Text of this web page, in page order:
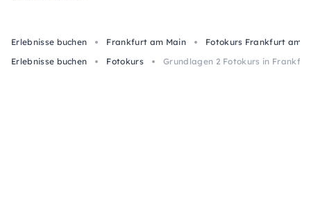
Erlebnisse buchen Frankfurt am Main
Fotokurs Frankfurt am
Erlebnisse buchen
Fotokurs Grundlagen 2 Fotokurs in